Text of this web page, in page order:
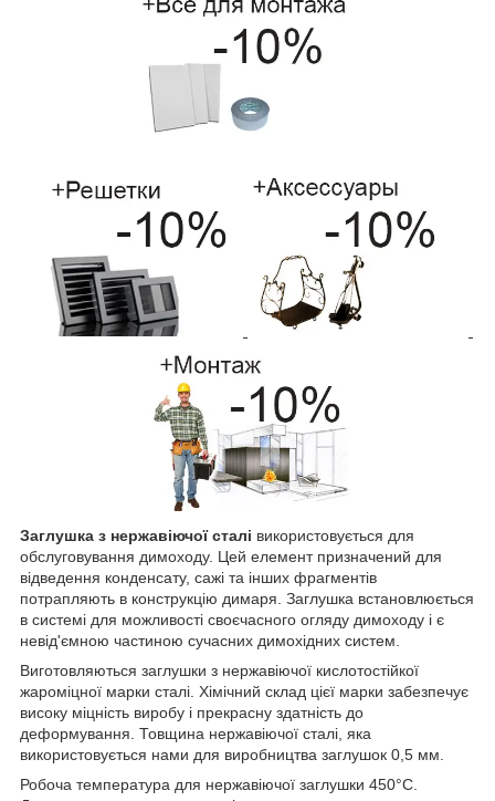
Заглушка з нержавіючої сталі використовується для
обслуговування димоходу. Цей елемент призначений для
відведення конденсату, сажі та інших фрагментів
потрапляють в конструкцію димаря. Заглушка встановлюється
в системі для можливості своєчасного огляду димоходу і є
невід'ємною частиною сучасних димохідних систем.
Виготовляються заглушки з нержавіючої кислотостійкої
жароміцної марки сталі. Хімічний склад цієї марки забезпечує
високу міцність виробу і прекрасну здатність до
деформування. Товщина нержавіючої сталі, яка
використовується нами для виробництва заглушок 0,5 мм.
Робоча температура для нержавіючої заглушки 450°С.